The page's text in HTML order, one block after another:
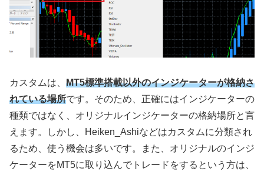
カスタムは、 MT5標準搭載以外のインジケーターが格納さ
れている場所です。そのため、正確にはインジケーターの
種類ではなく、オリジナルインジケーターの格納場所と言
えます。しかし、Heiken_Ashiなどはカスタムに分類され
るため、使う機会は多いです。また、オリジナルのインジ
ケーターをMT5に取り込んでトレードをするという方は、